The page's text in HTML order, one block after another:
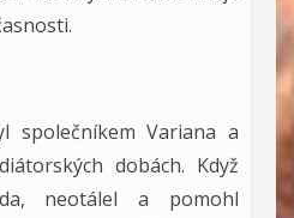
společníkem Variana a
dobách. Když
neotálel a pomohl